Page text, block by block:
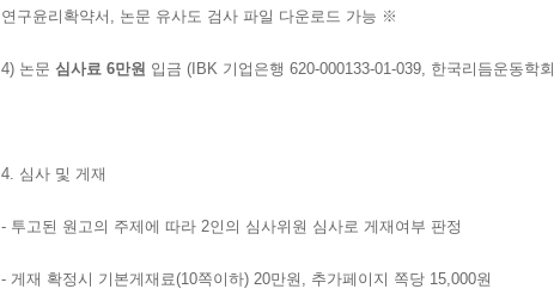
연구윤리확약서 , 논문 유사도 검사 파일 다운로드 가능 ※
4) 논문 심사료 6만원 입금 (IBK 기업은행 620-000133-01-039, 한국리듬운동학회
4. 심사 및 게재
- 투고된 원고의 주제에 따라 2인의 심사위원 심사로 게재여부 판정
- 게재 확정시 기본게재료(10쪽이하) 20만원 , 추가페이지 쪽당 15,000원